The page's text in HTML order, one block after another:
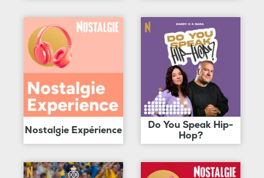
Nostalgie Expérience
Do You Speak Hip-
Hop?